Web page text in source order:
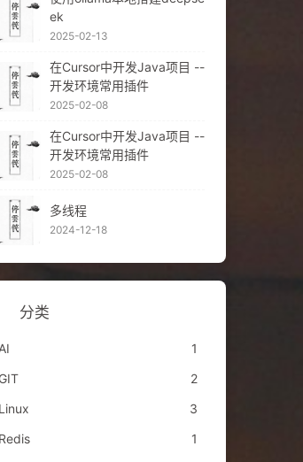
ek
2025-02-13
在Cursor中开发Java项目 --
开发环境常用插件
2025-02-08
在Cursor中开发Java项目 --
开发环境常用插件
2025-02-08
多线程
2024-12-18
分类
AI
1
GIT
2
Linux
3
Redis
1